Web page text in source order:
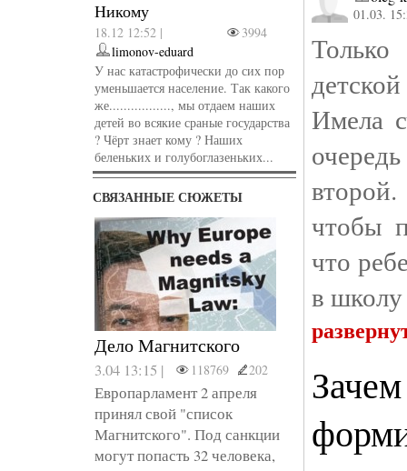
Никому
18.12 12:52 |
3994
limonov-eduard
У нас катастрофически до сих пор
уменьшается население. Так какого
же................., мы отдаем наших
детей во всякие сраные государства
? Чёрт знает кому ? Наших
беленьких и голубоглазеньких...
СВЯЗАННЫЕ СЮЖЕТЫ
Дело Магнитского
3.04 13:15 | 118769 202
Европарламент 2 апреля
принял свой "список
Магнитского". Под санкции
могут попасть 32 человека,
01.03.
Имела
чтобы
что
в школу